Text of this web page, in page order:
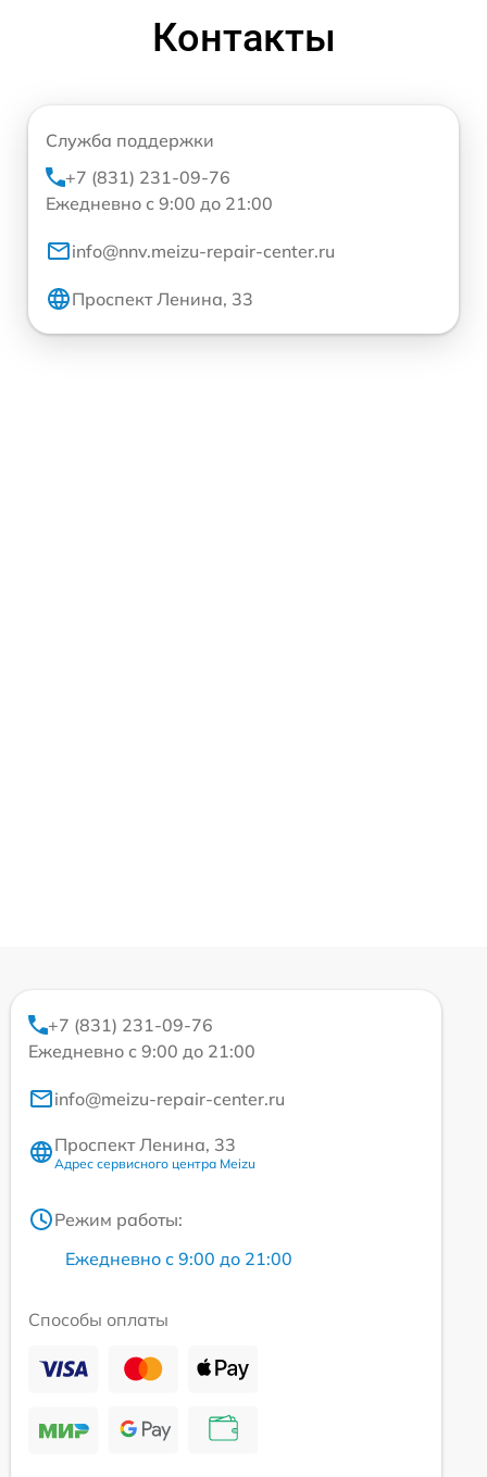
Контакты
Служба поддержки
+7 (831) 231-09-76
Ежедневно с 9:00 до 21:00
info@nnv.meizu-repair-center.ru
Проспект Ленина, 33
+7 (831) 231-09-76
Ежедневно с 9:00 до 21:00
info@meizu-repair-center.ru
Проспект Ленина, 33
Адрес сервисного центра Meizu
Режим работы:
Ежедневно с 9:00 до 21:00
Способы оплаты